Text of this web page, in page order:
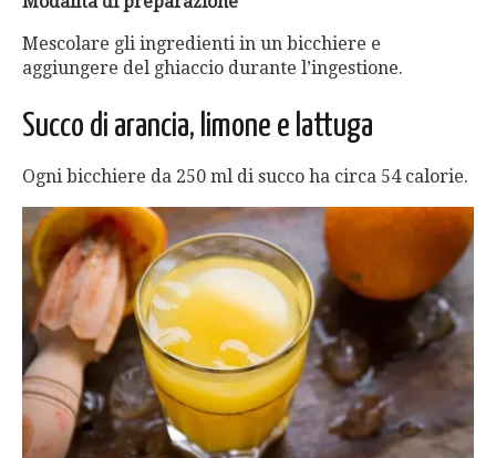
Mescolare gli ingredienti in un bicchiere e
aggiungere del ghiaccio durante l’ingestione.
Succo di arancia, limone e lattuga
Ogni bicchiere da 250 ml di succo ha circa 54 calorie.